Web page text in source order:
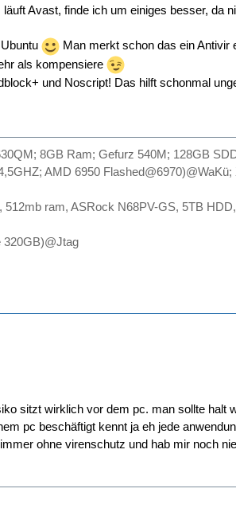
Avast, finde ich um einiges besser, da
Man merkt schon das ein Antivir
als kompensiere
und Noscript! Das hilft schonmal
8GB Ram; Gefurz 540M; 128GB
AMD 6950
512mb ram, ASRock N68PV-GS, 5TB
320GB)@Jtag
sitzt wirklich vor dem pc. man sollte halt
pc beschäftigt kennt ja eh jede
ohne virenschutz und hab mir noch